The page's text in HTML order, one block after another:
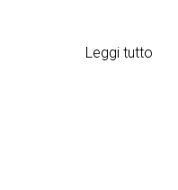
Leggi tutto